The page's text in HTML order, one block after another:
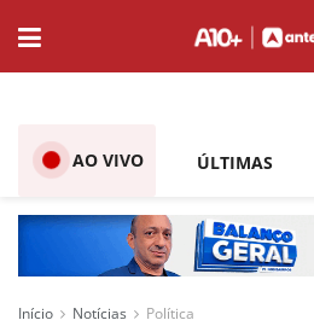
AO VIVO ÚLTIMAS
Início Notícias Política